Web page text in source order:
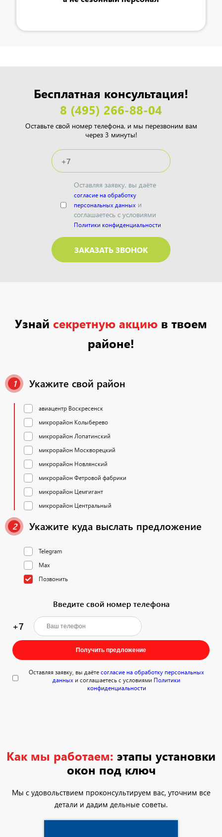
Бесплатная консультация!
8 (495) 266-88-04
Оставьте свой номер телефона, и мы перезвоним вам
через 3 минуты!
Оставляя заявку, вы даёте
согласие на обработку
персональных данных и
соглашаетесь с условиями
Политики конфиденциальности
Узнай секретную акцию в твоем
районе!
1 Укажите свой район
авиацентр Воскресенск
микрорайон Колыберево
микрорайон Лопатинский
микрорайон Москворецкий
микрорайон Новлянский
микрорайон Фетровой фабрики
микрорайон Цемгигант
микрорайон Центральный
2 Укажите куда выслать предложение
Telegram
Max
Позвонить
Введите свой номер телефона
+7
Получить предложение
Оставляя заявку, вы даётесогласие на обработку персональных
данных и соглашаетесь с условиями Политики
конфиденциальности
Как мы работаем: этапы установки
окон под ключ
Мы с удовольствием проконсультируем вас, уточним все
детали и дадим дельные советы.